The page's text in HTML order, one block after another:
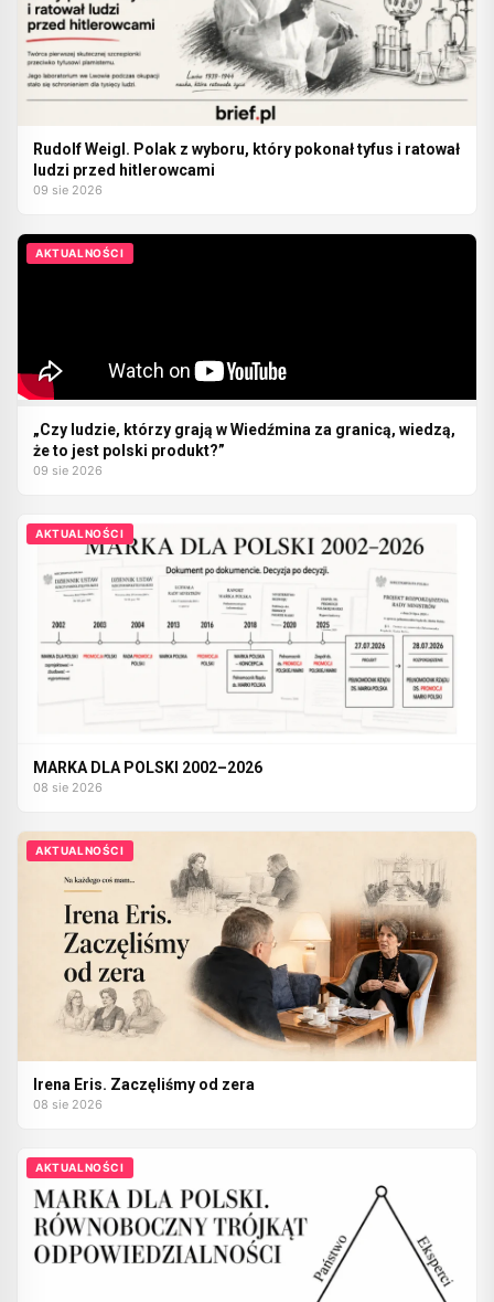
Rudolf Weigl. Polak z wyboru, który pokonał tyfus i ratował
ludzi przed hitlerowcami
09 sie 2026
AKTUALNOŚCI
„Czy ludzie, którzy grają w Wiedźmina za granicą, wiedzą,
że to jest polski produkt?”
09 sie 2026
AKTUALNOŚCI
MARKA DLA POLSKI 2002–2026
08 sie 2026
AKTUALNOŚCI
Irena Eris. Zaczęliśmy od zera
08 sie 2026
AKTUALNOŚCI